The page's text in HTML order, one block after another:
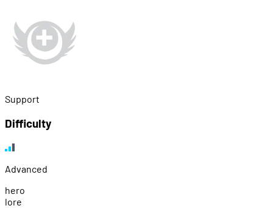
Support
Difficulty
Advanced
hero
lore